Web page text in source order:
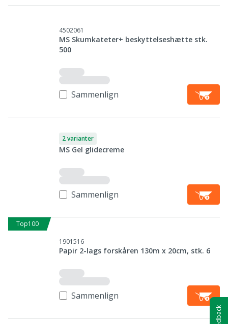
4502061
MS Skumkateter+ beskyttelseshætte stk.
500
Sammenlign
2 varianter
MS Gel glidecreme
Sammenlign
Top100
1901516
Papir 2-lags forskåren 130m x 20cm, stk. 6
Sammenlign